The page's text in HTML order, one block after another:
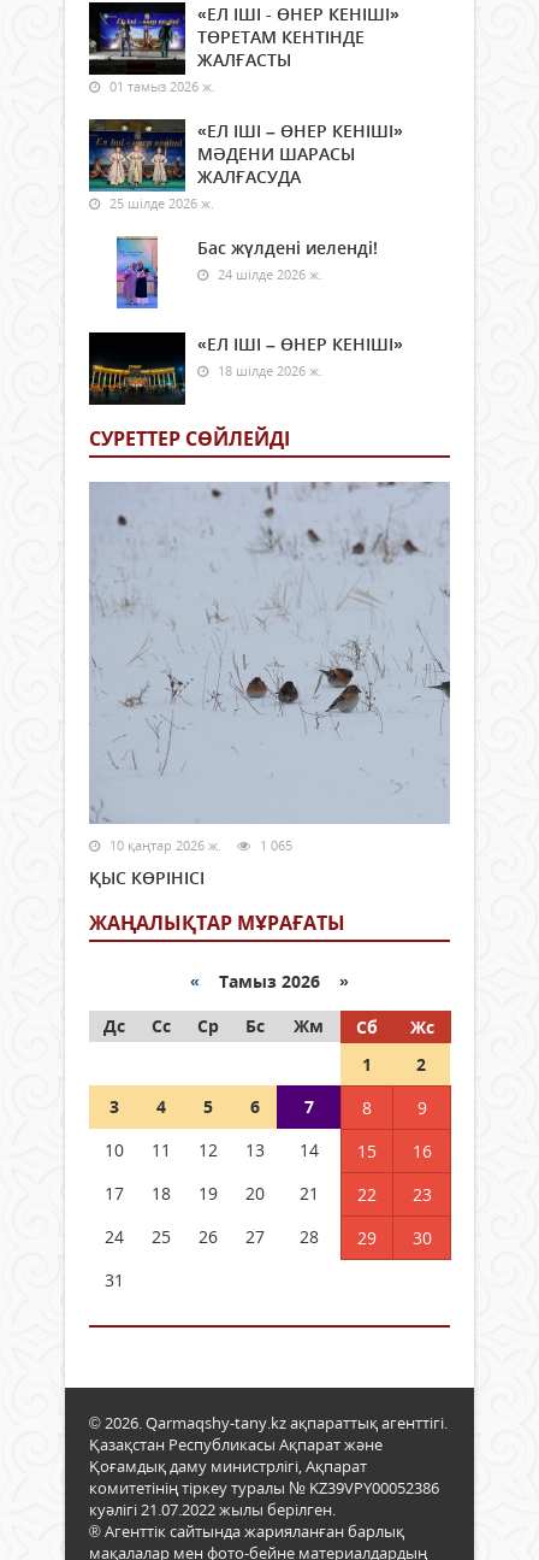
«ЕЛ ІШІ - ӨНЕР КЕНІШІ»
ТӨРЕТАМ КЕНТІНДЕ
ЖАЛҒАСТЫ
01 тамыз 2026 ж.
«ЕЛ ІШІ – ӨНЕР КЕНІШІ»
МӘДЕНИ ШАРАСЫ
ЖАЛҒАСУДА
25 шілде 2026 ж.
Бас жүлдені иеленді!
24 шілде 2026 ж.
«ЕЛ ІШІ – ӨНЕР КЕНІШІ»
18 шілде 2026 ж.
СУРЕТТЕР СӨЙЛЕЙДI
10 қаңтар 2026 ж. 1 065
ҚЫС КӨРІНІСІ
ЖАҢАЛЫҚТАР МҰРАҒАТЫ
« Тамыз 2026 »
Дс
Сс Ср Бс Жм Сб
Жс
1
2
3
4 5 6 7 8
9
10
11 12 13 14 15
16
17
18 19 20 21 22
23
24
25 26 27 28 29
30
31
© 2026. Qarmaqshy-tany.kz ақпараттық агенттігі.
Қазақстан Республикасы Ақпарат және
Қоғамдық даму министрлігі, Ақпарат
комитетінің тіркеу туралы № KZ39VPY00052386
куәлігі 21.07.2022 жылы берілген.
® Агенттік сайтында жарияланған барлық
мақалалар мен фото-бейне материалдардың